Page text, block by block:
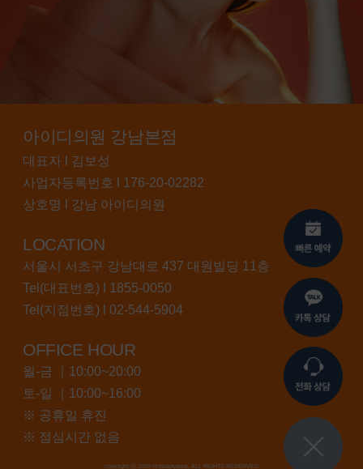
아이디의원 강남본점
대표자 l 김보성
사업자등록번호 l 176-20-02282
상호명 l 강남 아이디의원
LOCATION
서울시 서초구 강남대로 437 대원빌딩 11층
Tel(대표번호) l 1855-0050
Tel(지점번호) l 02-544-5904
OFFICE HOUR
월-금 ｜10:00~20:00
토-일 ｜10:00~16:00
※ 공휴일 휴진
※ 점심시간 없음
copyright ⓒ 2020 id beautyplus. ALL RIGHTS RESERVED